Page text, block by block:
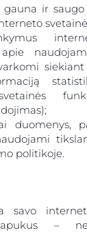
gauna ir
duomenys,
politikoje.
savo
–